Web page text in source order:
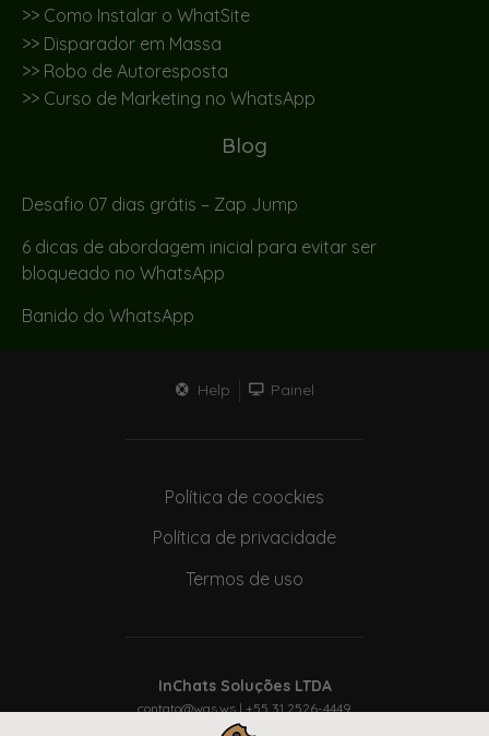
>> Como Instalar o WhatSite
>> Disparador em Massa
>> Robo de Autoresposta
>> Curso de Marketing no WhatsApp
Blog
Desafio 07 dias grátis – Zap Jump
6 dicas de abordagem inicial para evitar ser
bloqueado no WhatsApp
Banido do WhatsApp
Help Painel
Política de coockies
Política de privacidade
Termos de uso
InChats Soluções LTDA
contato@was.ws| +55 31 2526-4449
CNPJ: 40.920.844/0001-75